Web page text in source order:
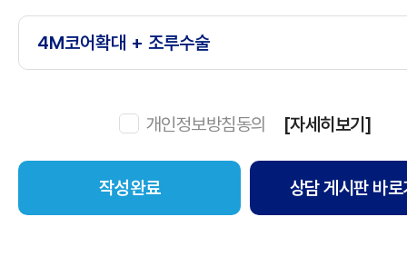
개인정보방침동의 [자세히보기]
상담 게시판 바